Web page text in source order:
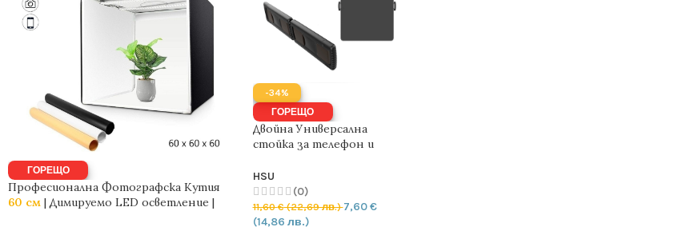
ГОРЕЩО
Професионална Фотографска Кутия
60 см | Димируемо LED осветление |
-34%
ГОРЕЩО
Двойна Универсална
стойка за телефон и
см | 1/4″
HSU
(0)
11,60€(22,69 лв.)7,60€
(14,86 лв.)